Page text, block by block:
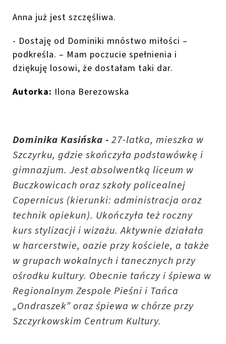
Anna już jest szczęśliwa.
- Dostaję od Dominiki mnóstwo miłości –
podkreśla. – Mam poczucie spełnienia i
dziękuję losowi, że dostałam taki dar.
Autorka: Ilona Berezowska
Dominika Kasińska -27-latka, mieszka w
Szczyrku, gdzie skończyła podstawówkę i
gimnazjum. Jest absolwentką liceum w
Buczkowicach oraz szkoły policealnej
Copernicus (kierunki: administracja oraz
technik opiekun). Ukończyła też roczny
kurs stylizacji i wizażu. Aktywnie działała
w harcerstwie, oazie przy kościele, a także
w grupach wokalnych i tanecznych przy
ośrodku kultury. Obecnie tańczy i śpiewa w
Regionalnym Zespole Pieśni i Tańca
„Ondraszek” oraz śpiewa w chórze przy
Szczyrkowskim Centrum Kultury.